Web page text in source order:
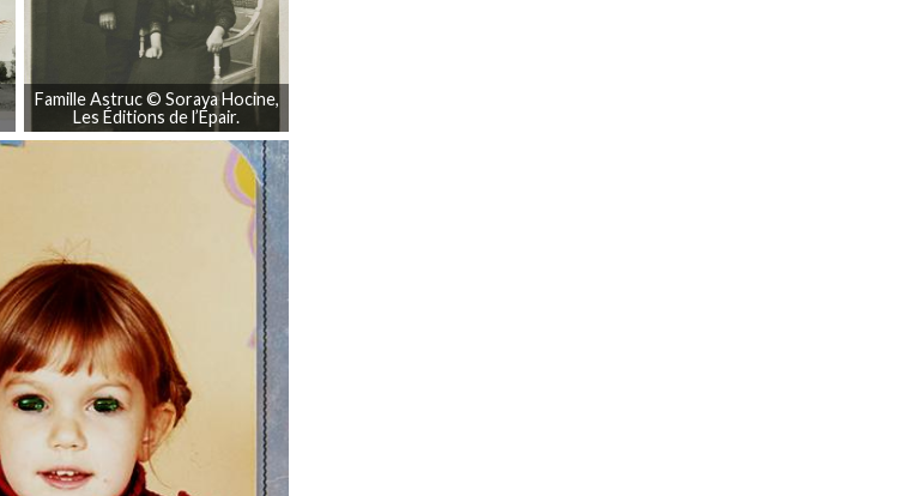
Famille Astruc © Soraya Hocine,
Les Éditions de l’Épair.